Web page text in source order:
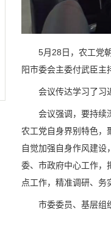
5月28日，农工党
阳市委会主委付武臣
会议传达学习了习
会议强调，要持续
农工党自身界别特色，
自觉加强自身作风建
委、市政府中心工作，
点工作，精准调研、务
市委委员、基层组